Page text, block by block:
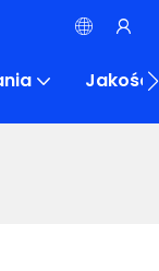
Jakość